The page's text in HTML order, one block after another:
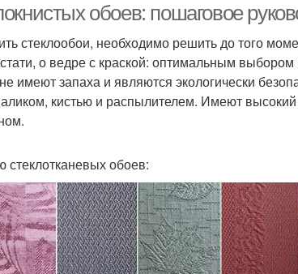
обоев: пошаговое
стеклообои, необходимо решить до того
о ведре с краской: оптимальным
имеют запаха и являются экологически
кистью и распылителем. Имеют
обоев: